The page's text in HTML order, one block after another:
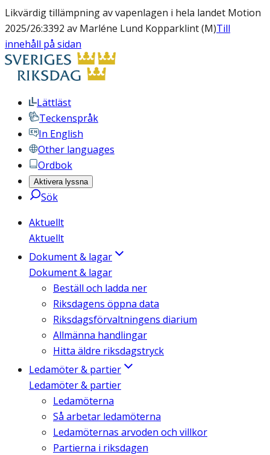
Likvärdig tillämpning av vapenlagen i hela landet Motion
2025/26:3392 av Marléne Lund Kopparklint (M)Till
innehåll på sidan
Lättläst
Teckenspråk
In English
Other languages
Ordbok
Aktivera lyssna
Sök
Aktuellt
Aktuellt
Dokument & lagar
Dokument & lagar
Beställ och ladda ner
Riksdagens öppna data
Riksdagsförvaltningens diarium
Allmänna handlingar
Hitta äldre riksdagstryck
Ledamöter & partier
Ledamöter & partier
Ledamöterna
Så arbetar ledamöterna
Ledamöternas arvoden och villkor
Partierna i riksdagen